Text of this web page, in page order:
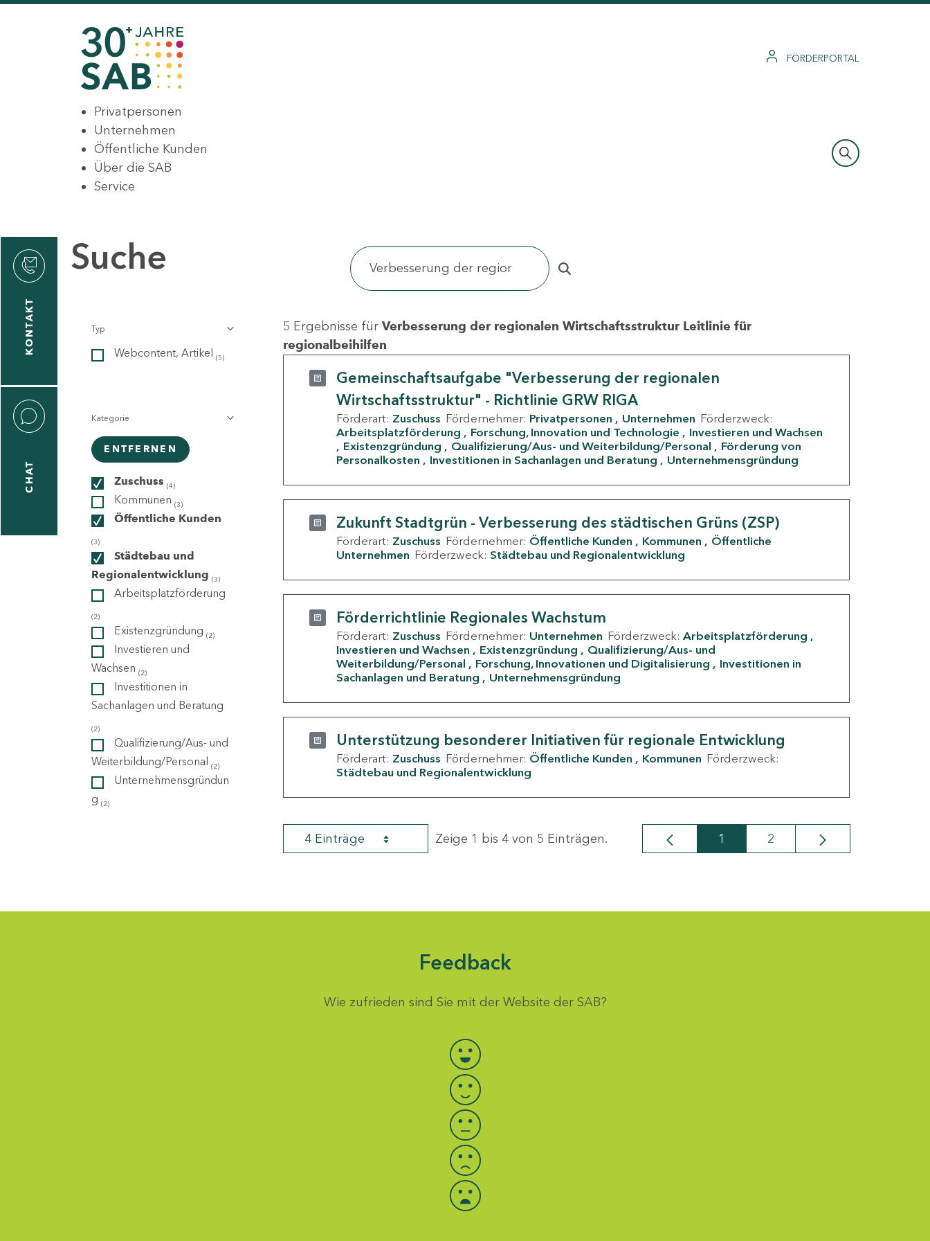
FÖRDERPORTAL
Privatpersonen
Unternehmen
Öffentliche Kunden
Über die SAB
Service
KONTAKT
CHAT
Suche
Typ
Webcontent, Artikel (5)
Kategorie
ENTFERNEN
Zuschuss (4)
Kommunen (3)
Öffentliche Kunden
(3)
Städtebau und
Regionalentwicklung (3)
Arbeitsplatzförderung
(2)
Existenzgründung (2)
Investieren und
Wachsen (2)
Investitionen in
Sachanlagen und Beratung
(2)
Qualifizierung/Aus- und
Weiterbildung/Personal (2)
Unternehmensgründun
g (2)
5 Ergebnisse für Verbesserung der regionalen Wirtschaftsstruktur Leitlinie für
regionalbeihilfen
Gemeinschaftsaufgabe "Verbesserung der regionalen
Wirtschaftsstruktur" - Richtlinie GRW RIGA
Förderart: Zuschuss Fördernehmer: Privatpersonen Unternehmen Förderzweck:
Arbeitsplatzförderung
Forschung, Innovation und Technologie
Investieren und Wachsen
Existenzgründung
Qualifizierung/Aus- und Weiterbildung/Personal
Förderung von
Personalkosten
Investitionen in Sachanlagen und Beratung Unternehmensgründung
Zukunft Stadtgrün - Verbesserung des städtischen Grüns (ZSP)
Förderart: Zuschuss Fördernehmer: Öffentliche Kunden Kommunen
Öffentliche
Unternehmen Förderzweck: Städtebau und Regionalentwicklung
Förderrichtlinie Regionales Wachstum
Förderart: Zuschuss Fördernehmer: Unternehmen Förderzweck: Arbeitsplatzförderung
Investieren und Wachsen
Existenzgründung
Qualifizierung/Aus- und
Weiterbildung/Personal
Forschung, Innovationen und Digitalisierung
Investitionen in
Sachanlagen und Beratung
Unternehmensgründung
Unterstützung besonderer Initiativen für regionale Entwicklung
Förderart: Zuschuss Fördernehmer: Öffentliche Kunden Kommunen Förderzweck:
Städtebau und Regionalentwicklung
4 Einträge Zeige 1 bis 4 von 5 Einträgen. Seite
1 Seite
2
Feedback
Wie zufrieden sind Sie mit der Website der SAB?
Bewertung auswählen